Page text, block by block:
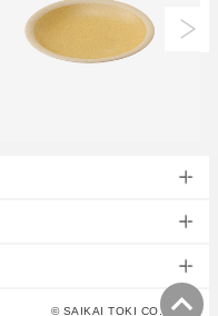
© SAIKAI TOKI CO., LTD.